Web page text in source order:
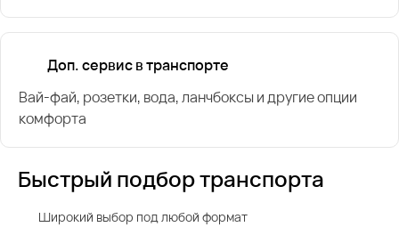
Доп. сервис в транспорте
Вай-фай, розетки, вода, ланчбоксы и другие опции
комфорта
Быстрый подбор транспорта
Широкий выбор под любой формат